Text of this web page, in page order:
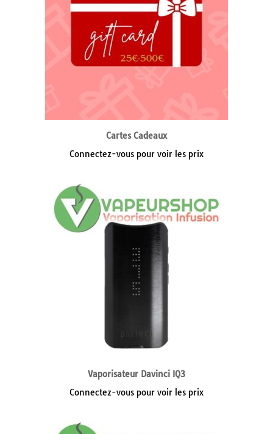
Cartes Cadeaux
Connectez-vous pour voir les prix
Vaporisateur Davinci IQ3
Connectez-vous pour voir les prix